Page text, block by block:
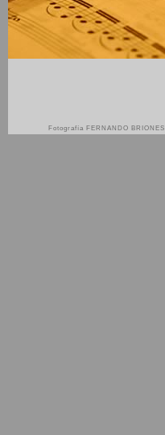
Fotografía FERNANDO BRIONES